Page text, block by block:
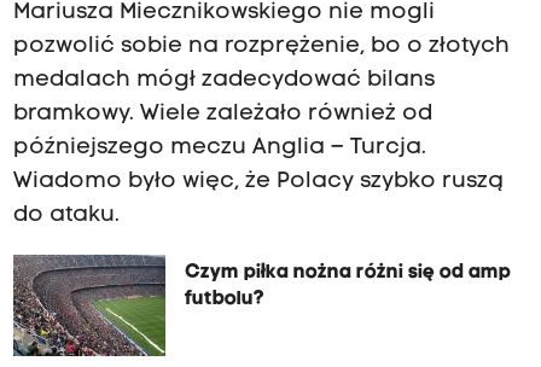
Mariusza Miecznikowskiego nie mogli
pozwolić sobie na rozprężenie, bo o złotych
medalach mógł zadecydować bilans
bramkowy. Wiele zależało również od
późniejszego meczu Anglia – Turcja.
Wiadomo było więc, że Polacy szybko ruszą
do ataku.
Czym piłka nożna różni się od amp
futbolu?